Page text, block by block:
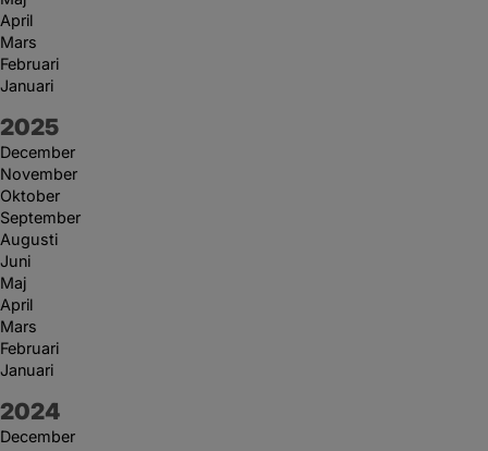
April
Mars
Februari
Januari
År:
2025
December
November
Oktober
September
Augusti
Juni
Maj
April
Mars
Februari
Januari
År:
2024
December